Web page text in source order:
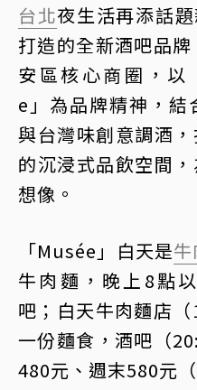
台北夜生活再添話
打造的全新酒吧品
安區核心商圈，
e」為品牌精神，結
與台灣味創意調酒
的沉浸式品飲空間
想像。
「Musée」白天是
牛肉麵，晚上8點
吧；白天牛肉麵店
一份麵食，酒吧（
480元、週末580元